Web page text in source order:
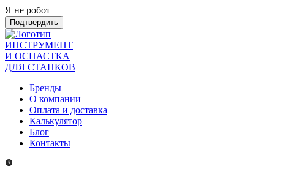
Я не робот
Подтвердить
ИНСТРУМЕНТ
И ОСНАСТКА
ДЛЯ СТАНКОВ
Бренды
О компании
Оплата и доставка
Калькулятор
Блог
Контакты